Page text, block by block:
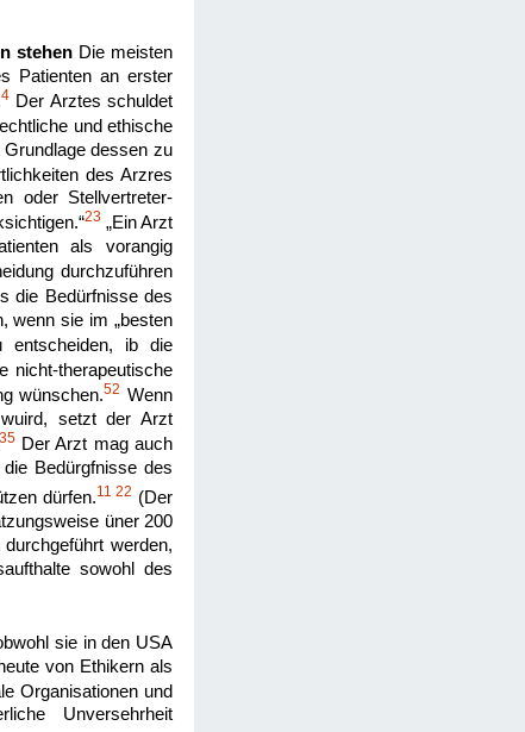
stehen Die meisten
Patienten an erster
4Der Arztes schuldet
und ethische
dessen zu
des Arzres
oder Stellvertreter-
23„Ein Arzt
als vorangig
durchzuführen
die Bedürfnisse des
wenn sie im „besten
entscheiden, ib die
nicht-therapeutische
wünschen.52 Wenn
wuird, setzt der Arzt
35Der Arzt mag auch
Bedürgfnisse des
dürfen.11 22 (Der
üner 200
werden,
sowohl des
sie in den USA
von Ethikern als
Organisationen und
Unversehrheit